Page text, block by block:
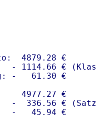
4879.28 €
- 1114.66 €
-   61.30 €
4977.27 €
-  336.56 €
-   45.94 €